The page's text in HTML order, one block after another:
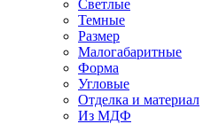
Светлые
Темные
Размер
Малогабаритные
Форма
Угловые
Отделка и материал
Из МДФ